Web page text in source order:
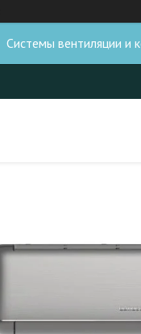
Системы вентиляции и